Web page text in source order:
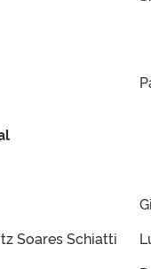
Soares Schiatti